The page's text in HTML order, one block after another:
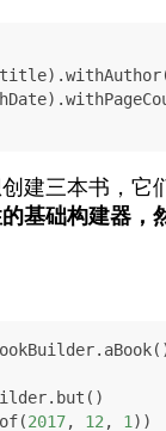
建三本书，
基础构建器，
2017, 12 , 1 ))